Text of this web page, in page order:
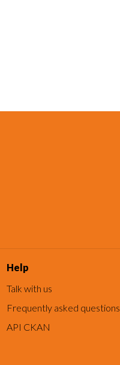
Help
Talk with us
Frequently asked questions
API CKAN